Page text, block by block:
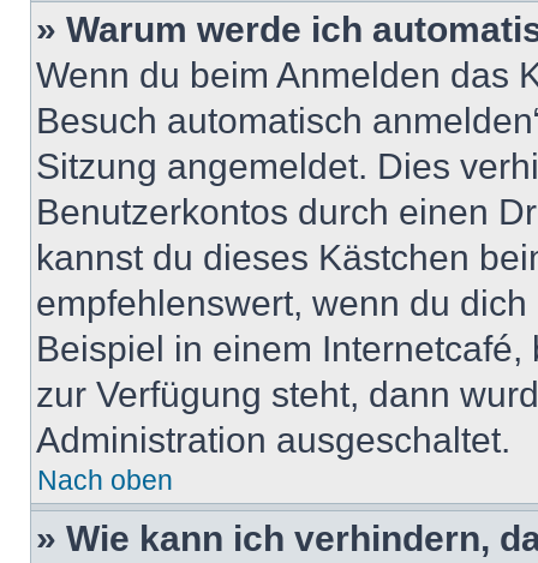
» Warum werde ich
Wenn du beim Anmelden das
Besuch automatisch
Sitzung angemeldet. Dies
Benutzerkontos durch einen
kannst du dieses Kästchen
empfehlenswert, wenn du
Beispiel in einem
zur Verfügung steht, dann
Administration ausgeschaltet.
Nach oben
» Wie kann ich verhindern,